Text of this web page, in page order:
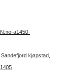
a1450-
kjøpstad,